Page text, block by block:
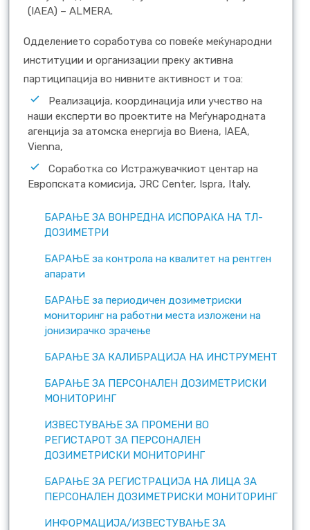
(IAEA) – ALMERA.
Одделението соработува со повеќе меќународни
институции и организации преку активна
партиципација во нивните активност и тоа:
Реализација, координација или учество на
наши експерти во проектите на Меѓународната
агенција за атомска енергија во Виена, IAEA,
Vienna,
Соработка со Истражувачкиот центар на
Европската комисија, JRC Center, Ispra, Italy.
БАРАЊЕ ЗА ВОНРЕДНА ИСПОРАКА НА ТЛ-
ДОЗИМЕТРИ
БАРАЊЕ за контрола на квалитет на рентген
апарати
БАРАЊЕ за периодичен дозиметриски
мониторинг на работни места изложени на
јонизирачко зрачење
БАРАЊЕ ЗА КАЛИБРАЦИЈА НА ИНСТРУМЕНТ
БАРАЊЕ ЗА ПЕРСОНАЛЕН ДОЗИМЕТРИСКИ
МОНИТОРИНГ
ИЗВЕСТУВАЊЕ ЗА ПРОМЕНИ ВО
РЕГИСТАРОТ ЗА ПЕРСОНАЛЕН
ДОЗИМЕТРИСКИ МОНИТОРИНГ
БАРАЊЕ ЗА РЕГИСТРАЦИЈА НА ЛИЦА ЗА
ПЕРСОНАЛЕН ДОЗИМЕТРИСКИ МОНИТОРИНГ
ИНФОРМАЦИЈА/ИЗВЕСТУВАЊЕ ЗА